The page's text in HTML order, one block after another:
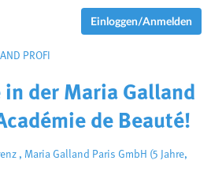
Einloggen/Anmelden
PROFI
der Maria Galland
de Beauté!
, Maria Galland Paris GmbH (5 Jahre,